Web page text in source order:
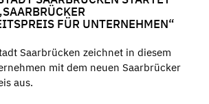
FÜR UNTERNEHMEN“
Saarbrücken zeichnet in diesem
mit dem neuen Saarbrücker
aus.